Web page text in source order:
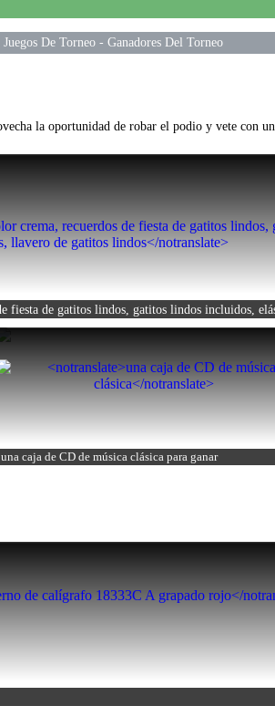
Juegos De Torneo- Ganadores Del Torneo
la oportunidad de robar el podio y vete con un
una caja de CD de música clásica para ganar